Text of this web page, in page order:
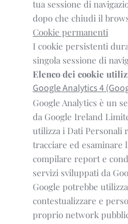
tua sessione di
dopo che chiudi il
Cookie permanenti
I cookie persistenti
singola sessione di
Elenco dei cookie
Google Analytics 4
Google Analytics è un
da Google Ireland
utilizza i Dati Personali
tracciare ed esaminare
compilare report e
servizi sviluppati da
Google potrebbe
contestualizzare e
proprio network